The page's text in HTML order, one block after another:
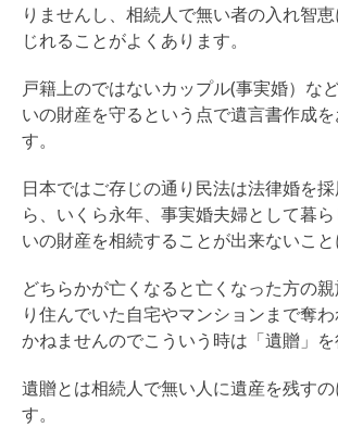
りませんし、相続人で無い者の入れ智
じれることがよくあります。
戸籍上のではないカップル(事実婚）な
いの財産を守るという点で遺言書作成を
す。
日本ではご存じの通り民法は法律婚を
ら、いくら永年、事実婚夫婦として暮
いの財産を相続することが出来ないこと
どちらかが亡くなると亡くなった方の
り住んでいた自宅やマンションまで奪
かねませんのでこういう時は「遺贈」
遺贈とは相続人で無い人に遺産を残す
す。